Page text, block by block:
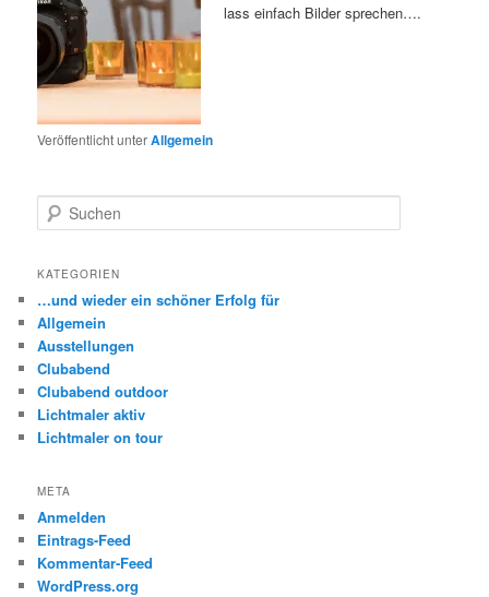
lass einfach Bilder sprechen….
Veröffentlicht unterAllgemein
u
h
n
KATEGORIEN
…und wieder ein schöner Erfolg für
Allgemein
Ausstellungen
Clubabend
Clubabend outdoor
Lichtmaler aktiv
Lichtmaler on tour
META
Anmelden
Eintrags-Feed
Kommentar-Feed
WordPress.org